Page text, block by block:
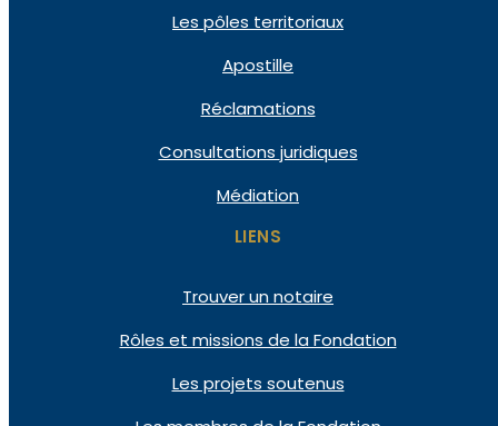
Les pôles territoriaux
Apostille
Réclamations
Consultations juridiques
Médiation
LIENS
Trouver un notaire
Rôles et missions de la Fondation
Les projets soutenus